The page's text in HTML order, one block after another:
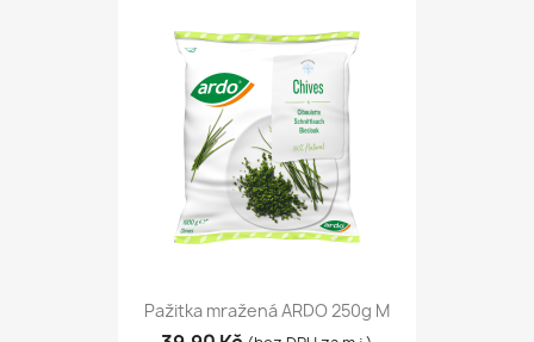
Pažitka mražená ARDO 250g M